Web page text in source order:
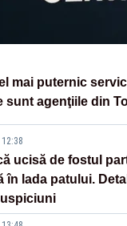
mai puternic
sunt agenţiile din
ucisă de fostul
în lada patului.